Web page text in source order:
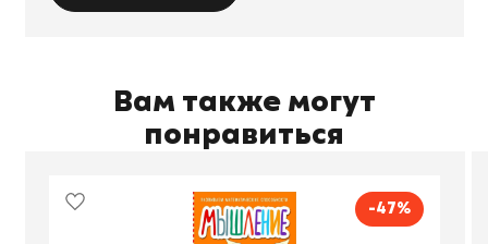
Вам также могут
понравиться
-47%